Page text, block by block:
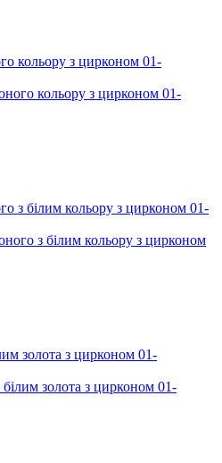
кольору з цирконом 01-
з білим кольору з цирконом
золота з цирконом 01-